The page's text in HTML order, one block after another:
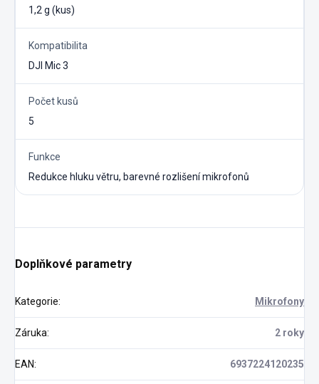
1,2 g (kus)
Kompatibilita
DJI Mic 3
Počet kusů
5
Funkce
Redukce hluku větru, barevné rozlišení mikrofonů
Doplňkové parametry
Kategorie: Mikrofony
Záruka: 2 roky
EAN: 6937224120235